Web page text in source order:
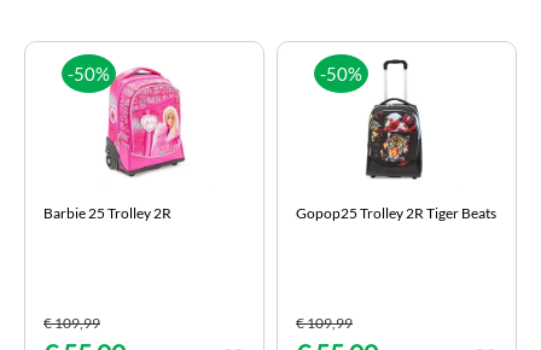
-50%
Barbie 25 Trolley 2R
€ 109,99
-50%
Gopop25 Trolley 2R Tiger Beats
€ 109,99